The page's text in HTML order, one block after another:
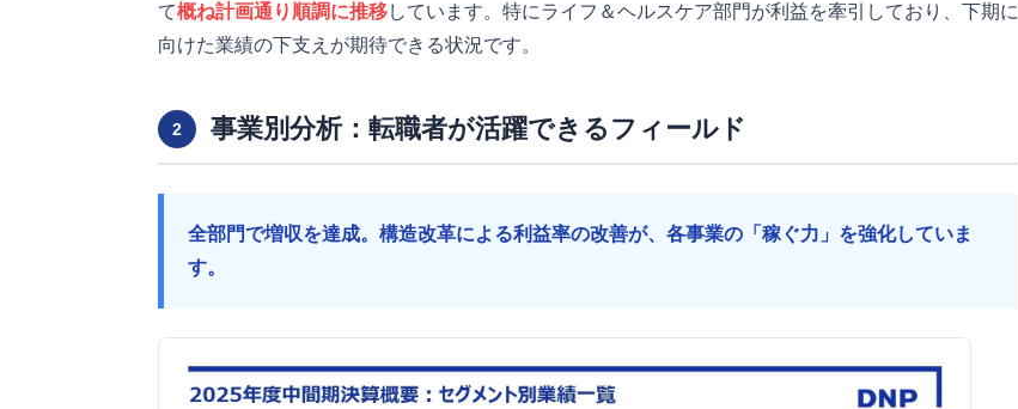
て概ね計画通り順調に推移しています。特にライフ＆ヘルスケア部門が利益を牽引しており、下期に
向けた業績の下支えが期待できる状況です。
2 事業別分析：転職者が活躍できるフィールド
全部門で増収を達成。構造改革による利益率の改善が、各事業の「稼ぐ力」を強化していま
す。